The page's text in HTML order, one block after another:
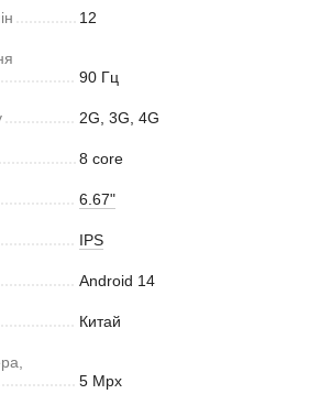
12
90 Гц
2G, 3G, 4G
8 core
6.67"
IPS
Android 14
Китай
5 Mpx